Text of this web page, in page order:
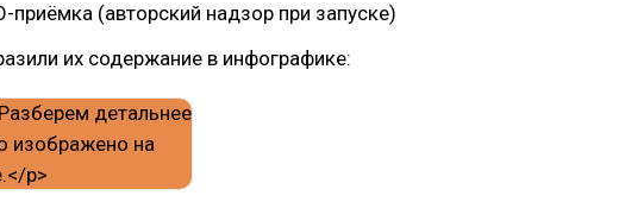
приёмка (авторский надзор при запуске)
их содержание в инфографике: